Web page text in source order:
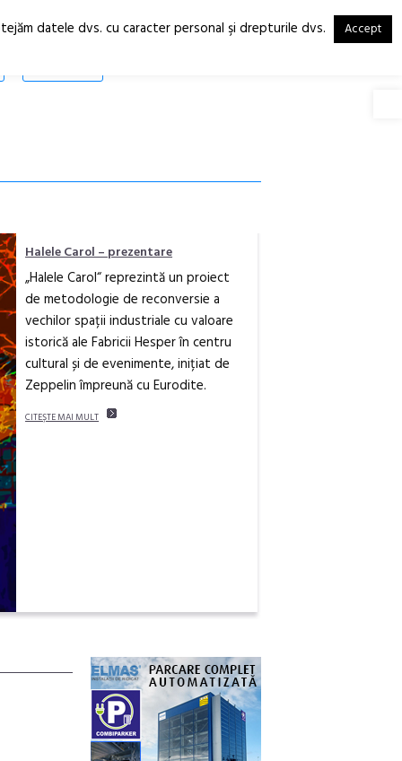
RO
EN
Halele Carol – prezentare
„Halele Carol“ reprezintă un proiect
de metodologie de reconversie a
vechilor spații industriale cu valoare
istorică ale Fabricii Hesper în centru
cultural și de evenimente, inițiat de
Zeppelin împreună cu Eurodite.
CITEŞTE MAI MULT
datele dvs. cu caracter personal şi drepturile dvs. Accept